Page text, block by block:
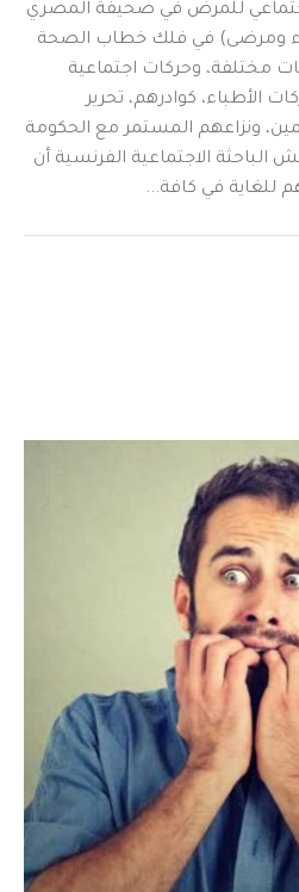
للمرض في صحيفة المصري
ومرضى) في فلك خطاب الصحة
مختلفة، وحركات اجتماعية
الأطباء، كوادرهم، تحرير
ونزاعهم المستمر مع الحكومة
الباحثة الاجتماعية الفرنسية أن
للغاية في كافة...